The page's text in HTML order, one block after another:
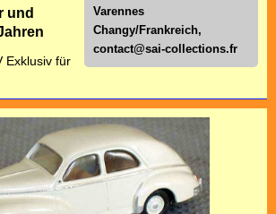
Varennes
Changy/Frankreich,
contact@sai-collections.fr
und
Exklusiv für